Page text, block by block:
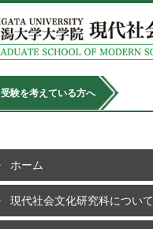
受験を考えている方へ
ホーム
現代社会文化研究科について